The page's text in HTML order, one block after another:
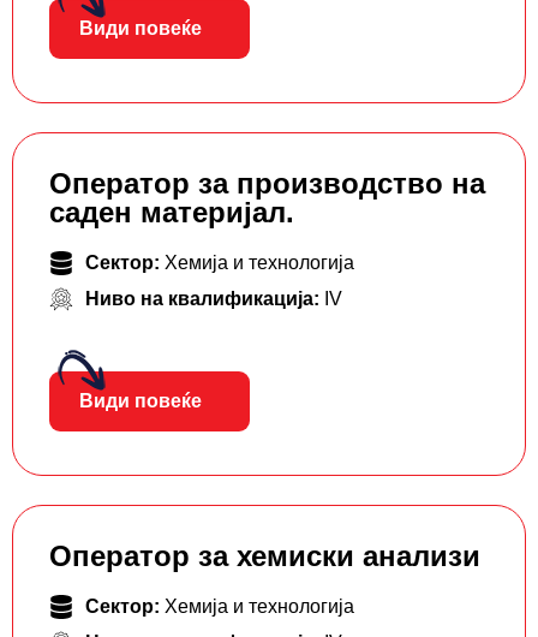
Види повеќе
Оператор за производство на
саден материјал.
Сектор: Хемија и технологија
Ниво на квалификација: IV
Види повеќе
Оператор за хемиски анализи
Сектор: Хемија и технологија